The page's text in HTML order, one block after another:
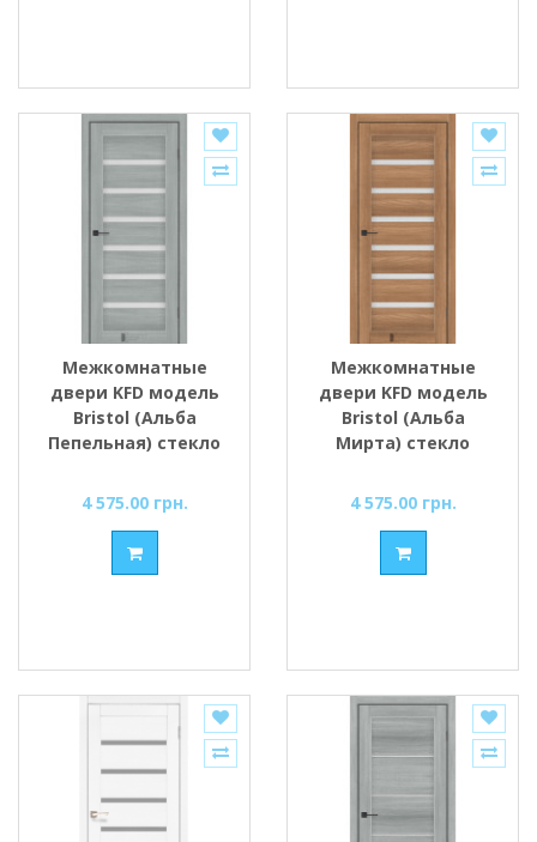
Межкомнатные
двери KFD модель
Bristol (Альба
Пепельная) стекло
4 575.00 грн.
Межкомнатные
двери KFD модель
Bristol (Альба
Мирта) стекло
4 575.00 грн.